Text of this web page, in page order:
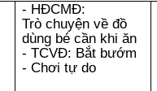
- HĐCMĐ:
Trò chuyện về đồ
dùng bé cần khi ăn
- TCVĐ: Bắt bướm
- Chơi tự do